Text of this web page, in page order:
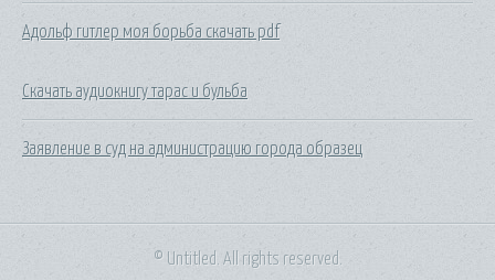
Адольф гитлер моя борьба скачать pdf
Скачать аудиокнигу тарас и бульба
Заявление в суд на администрацию города образец
© Untitled. All rights reserved.